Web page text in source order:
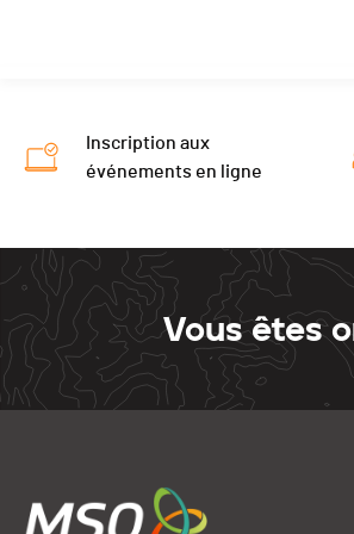
Inscription aux
événements en ligne
Vous êtes